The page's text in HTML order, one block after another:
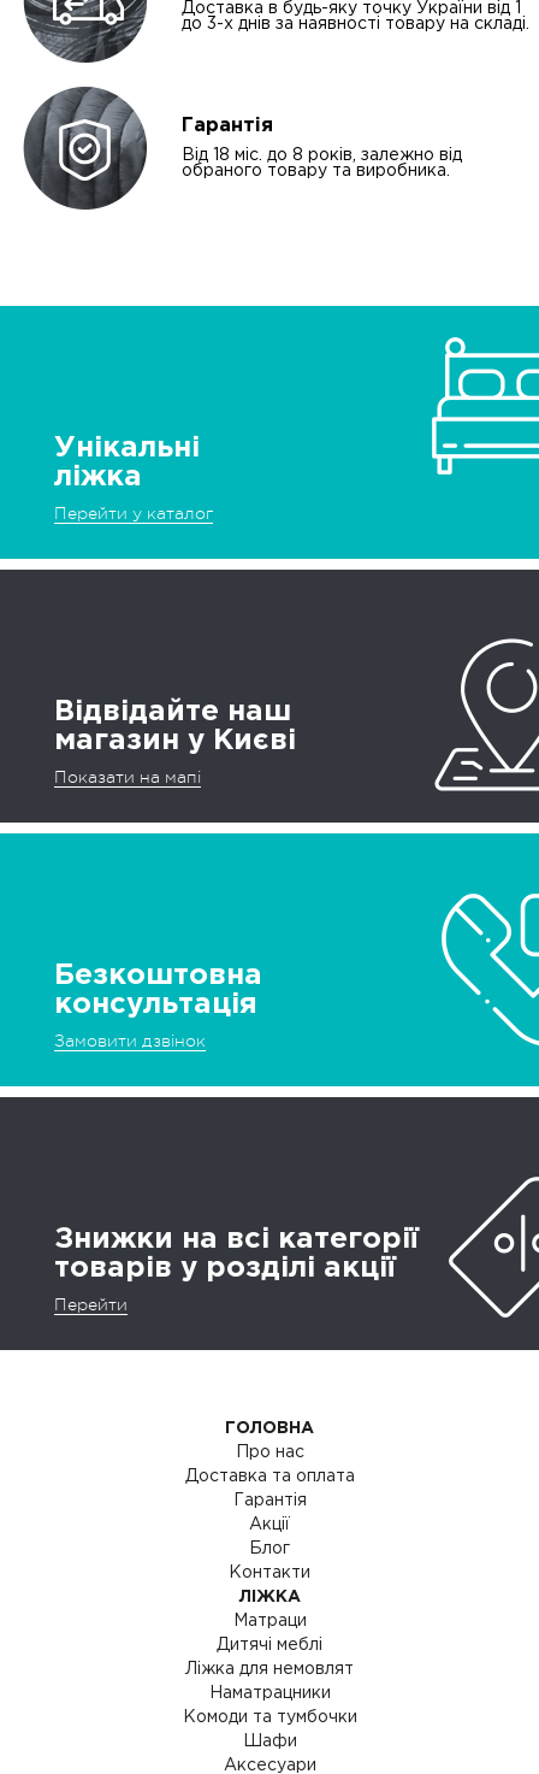
Доставка в будь-яку точку України від 1
до 3-х днів за наявності товару на складі.
Гарантія
Від 18 міс. до 8 років, залежно від
обраного товару та виробника.
Унікальні
ліжка
Перейти у каталог
Відвідайте наш
магазин у Києві
Показати на мапі
Безкоштовна
консультація
Замовити дзвінок
Знижки на всі категорії
товарів у розділі акції
Перейти
ГОЛОВНА
Про нас
Доставка та оплата
Гарантія
Акції
Блог
Контакти
ЛІЖКА
Матраци
Дитячі меблі
Ліжка для немовлят
Наматрацники
Комоди та тумбочки
Шафи
Аксесуари